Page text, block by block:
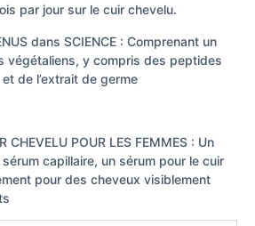
par jour sur le cuir chevelu.
dans SCIENCE : Comprenant un
végétaliens, y compris des peptides
de l’extrait de germe
CHEVELU POUR LES FEMMES : Un
capillaire, un sérum pour le cuir
pour des cheveux visiblement